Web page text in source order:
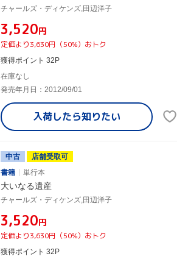
チャールズ・ディケンズ,田辺洋子
¥3,520円
定価より3,630円（50%）おトク
獲得ポイント 32P
在庫なし
発売年月日：2012/09/01
入荷したら知りたい
中古
店舗受取可
書籍
単行本
大いなる遺産
チャールズ・ディケンズ,田辺洋子
¥3,520円
定価より3,630円（50%）おトク
獲得ポイント 32P